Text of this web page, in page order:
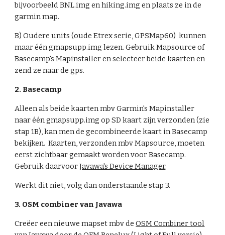
bijvoorbeeld BNL.img en hiking.img en plaats ze in de
garmin map.
B) Oudere units (oude Etrex serie, GPSMap60)  kunnen
maar één gmapsupp.img lezen. Gebruik Mapsource of
Basecamp's Mapinstaller en selecteer beide kaarten en
zend ze naar de gps.
2. Basecamp
Alleen als beide kaarten mbv Garmin's Mapinstaller
naar één gmapsupp.img op SD kaart zijn verzonden (zie
stap 1B), kan men de gecombineerde kaart in Basecamp
bekijken.  Kaarten, verzonden mbv Mapsource, moeten
eerst zichtbaar gemaakt worden voor Basecamp.
Gebruik daarvoor Javawa's Device Manager.
Werkt dit niet, volg dan onderstaande stap 3.
3. OSM combiner van Javawa
Creëer een nieuwe mapset mbv de OSM Combiner tool